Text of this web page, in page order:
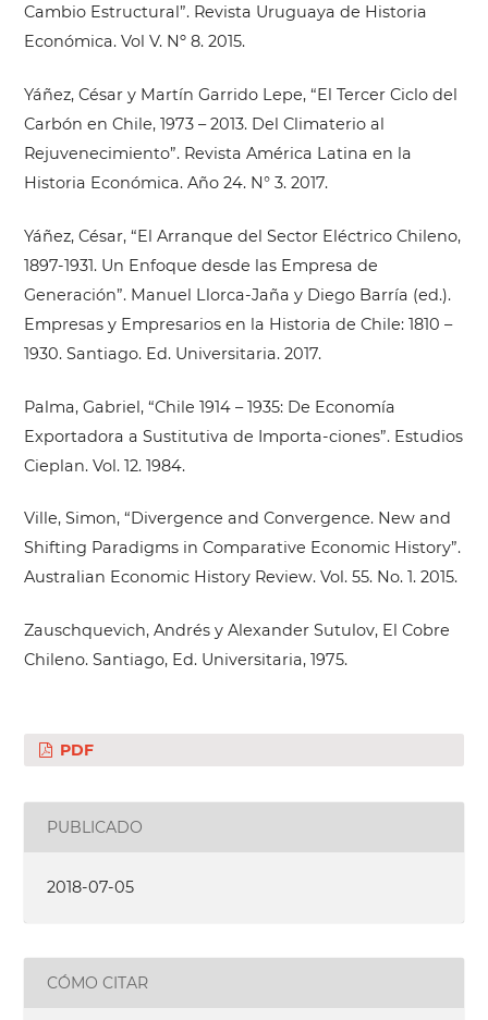
Cambio Estructural”. Revista Uruguaya de Historia
Económica. Vol V. Nº 8. 2015.
Yáñez, César y Martín Garrido Lepe, “El Tercer Ciclo del
Carbón en Chile, 1973 – 2013. Del Climaterio al
Rejuvenecimiento”. Revista América Latina en la
Historia Económica. Año 24. N° 3. 2017.
Yáñez, César, “El Arranque del Sector Eléctrico Chileno,
1897-1931. Un Enfoque desde las Empresa de
Generación”. Manuel Llorca-Jaña y Diego Barría (ed.).
Empresas y Empresarios en la Historia de Chile: 1810 –
1930. Santiago. Ed. Universitaria. 2017.
Palma, Gabriel, “Chile 1914 – 1935: De Economía
Exportadora a Sustitutiva de Importa-ciones”. Estudios
Cieplan. Vol. 12. 1984.
Ville, Simon, “Divergence and Convergence. New and
Shifting Paradigms in Comparative Economic History”.
Australian Economic History Review. Vol. 55. No. 1. 2015.
Zauschquevich, Andrés y Alexander Sutulov, El Cobre
Chileno. Santiago, Ed. Universitaria, 1975.
PDF
PUBLICADO
2018-07-05
CÓMO CITAR